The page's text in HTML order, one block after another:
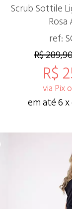
Scrub Sottile
Rosa
ref:
R$
R$
via Pix
em até 6